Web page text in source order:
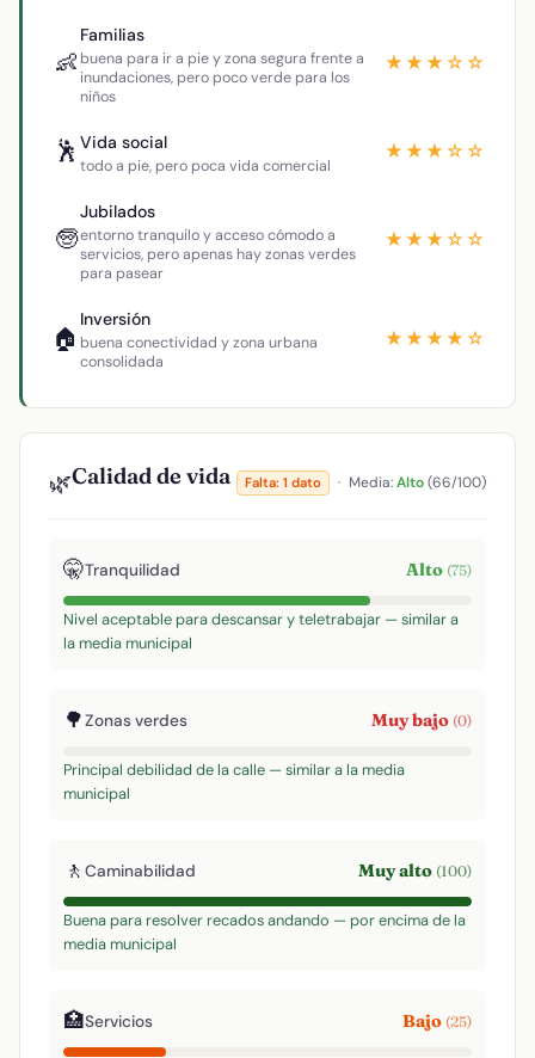
👶
Familias
buena para ir a pie y zona segura frente a
inundaciones, pero poco verde para los
niños
★★★☆☆
🕺 Vida social
todo a pie, pero poca vida comercial
★★★☆☆
🧓
Jubilados
entorno tranquilo y acceso cómodo a
servicios, pero apenas hay zonas verdes
para pasear
★★★☆☆
🏠
Inversión
buena conectividad y zona urbana
consolidada
★★★★☆
🌿Calidad de vida Falta: 1 dato · Media:Alto(66/100)
🤫Tranquilidad Alto (75)
Nivel aceptable para descansar y teletrabajar — similar a
la media municipal
🌳Zonas verdes Muy bajo (0)
Principal debilidad de la calle — similar a la media
municipal
🚶 Caminabilidad Muy alto (100)
Buena para resolver recados andando — por encima de la
media municipal
🏥Servicios Bajo (25)